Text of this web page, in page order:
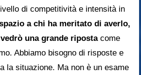
di competitività e intensità in
a chi ha meritato di averlo,
una grande ripostacome
Abbiamo bisogno di risposte e
la situazione. Ma non è un esame